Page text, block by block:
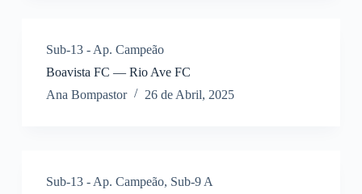
Sub-13 - Ap. Campeão
Boavista FC — Rio Ave FC
Ana Bompastor
26 de Abril, 2025
Sub-13 - Ap. Campeão, Sub-9 A